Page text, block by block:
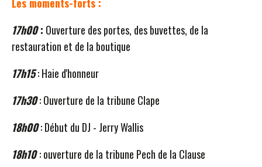
17h00: Ouverture des portes, des buvettes, de la
restauration et de la boutique
17h15: Haie d'honneur
17h30: Ouverture de la tribune Clape
18h00: Début du DJ - Jerry Wallis
18h10: ouverture de la tribune Pech de la Clause